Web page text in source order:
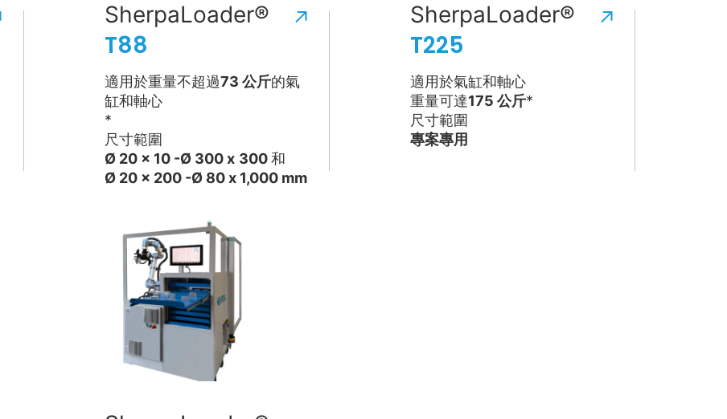
SherpaLoader®
T88
適用於重量不超過73 公斤的氣
缸和軸心
*
尺寸範圍
Ø 20 x 10 -Ø 300 x 300和
Ø 20 x 200 -Ø 80 x 1,000 mm
SherpaLoader®
T225
適用於氣缸和軸心
重量可達175 公斤*
尺寸範圍
專案專用